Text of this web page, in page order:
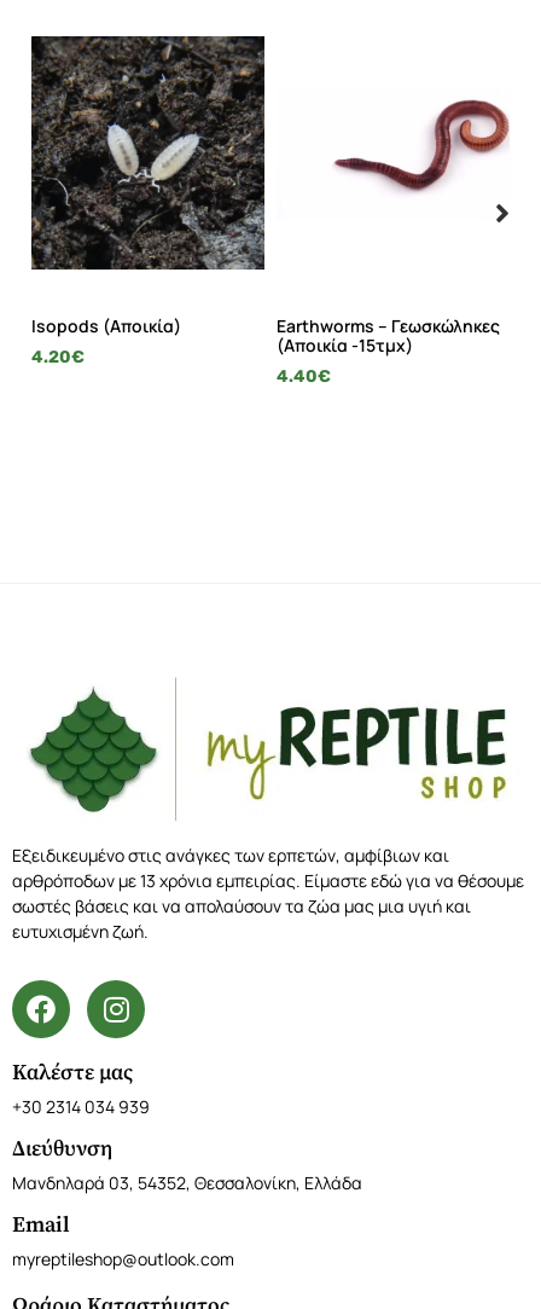
Isopods (Αποικία)
4.20€
Earthworms – Γεωσκώληκες
(Αποικία -15τμχ)
4.40€
Εξειδικευμένο στις ανάγκες των ερπετών, αμφίβιων και
αρθρόποδων με 13 χρόνια εμπειρίας. Είμαστε εδώ για να θέσουμε
σωστές βάσεις και να απολαύσουν τα ζώα μας μια υγιή και
ευτυχισμένη ζωή.
Καλέστε μας
+30 2314 034 939
Διεύθυνση
Μανδηλαρά 03, 54352, Θεσσαλονίκη, Ελλάδα
Email
myreptileshop@outlook.com